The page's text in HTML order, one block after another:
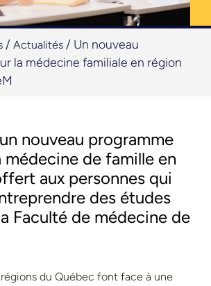
/ Actualités / Un nouveau
la médecine familiale en région
nouveau programme
médecine de famille en
aux personnes qui
des études
Faculté de médecine de
du Québec font face à une